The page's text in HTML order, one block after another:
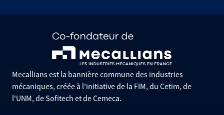
Mecallians est la bannière commune des industries
mécaniques, créée à l'initiative de la FIM, du Cetim, de
l'UNM, de Sofitech et de Cemeca.